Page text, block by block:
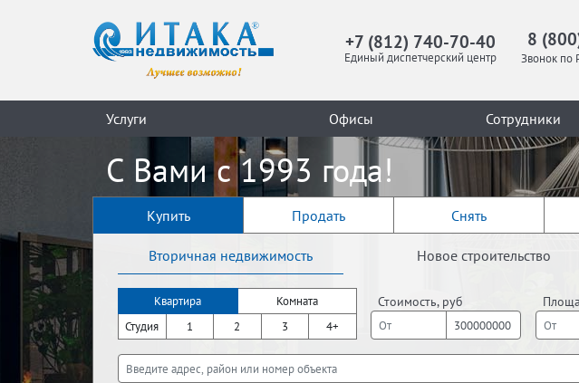
+7 (812) 740-70-40
Единый диспетчерский центр
8
Звонок по
Услуги Офисы Сотрудники
С Вами с 1993 года!
Купить Продать Снять
Вторичная недвижимость Новое строительство
Квартира
Комната
Студия
1 2 3 4+
Стоимость, руб